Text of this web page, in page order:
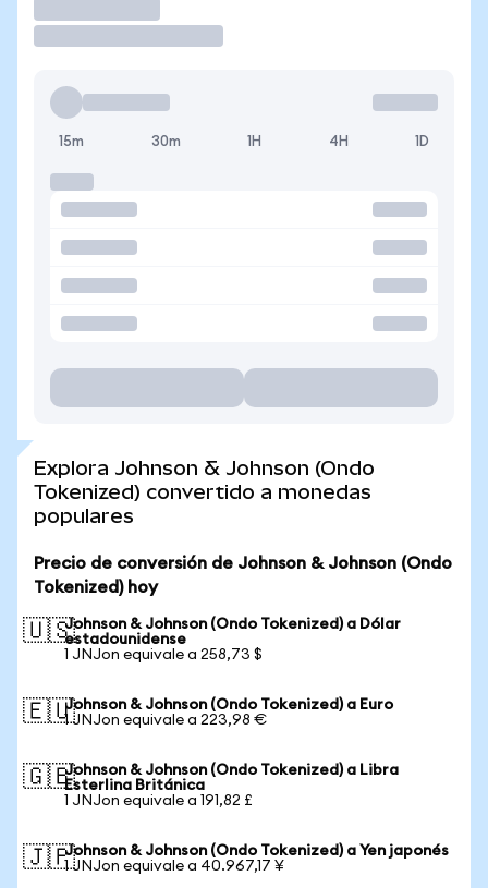
15m 30m 1H 4H 1D
Explora Johnson & Johnson (Ondo
Tokenized) convertido a monedas
populares
Precio de conversión de Johnson & Johnson (Ondo
Tokenized) hoy
🇺🇸Johnson & Johnson (Ondo Tokenized) a Dólar
estadounidense
1 JNJon equivale a 258,73 $
🇪🇺Johnson & Johnson (Ondo Tokenized) a Euro
1 JNJon equivale a 223,98 €
🇬🇧Johnson & Johnson (Ondo Tokenized) a Libra
Esterlina Británica
1 JNJon equivale a 191,82 £
🇯🇵Johnson & Johnson (Ondo Tokenized) a Yen japonés
1 JNJon equivale a 40.967,17 ¥